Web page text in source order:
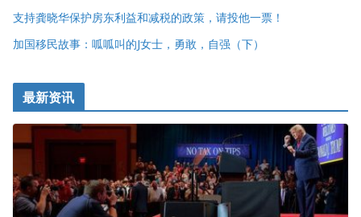
支持龚晓华保护房东利益和减税的政策，请投他一票！
加国移民故事：呱呱叫的J女士，勇敢，自强（下）
最新资讯